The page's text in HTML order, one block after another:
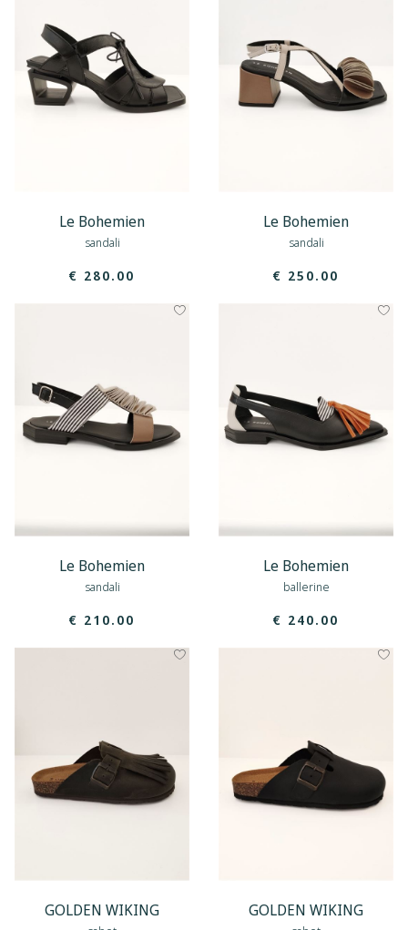
Le Bohemien
sandali
€ 280.00
Le Bohemien
sandali
€ 250.00
Le Bohemien
sandali
€ 210.00
Le Bohemien
ballerine
€ 240.00
GOLDEN WIKING GOLDEN WIKING